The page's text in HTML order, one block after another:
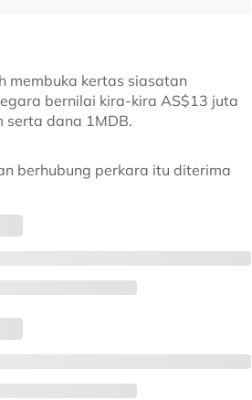
membuka kertas siasatan
bernilai kira-kira AS$13 juta
serta dana 1MDB.
berhubung perkara itu diterima